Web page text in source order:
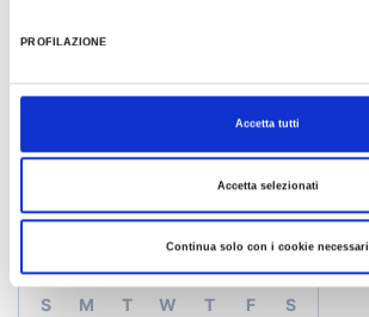
PROFILAZIONE
Accetta tutti
Accetta selezionati
Continua solo con i cookie necessari
CONTACTS
info@ipercorsidelsavio.it
CALENDAR
June 2026
S M T W T F
S